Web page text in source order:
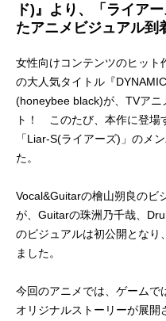
ド)』より、「ライア
たアニメビジュアル到
女性向けコンテンツのヒット
の大人気タイトル『
(honeybee black)が、TVア
ト！ このたび、本作に登場
「Liar-S(ライアーズ)」のメ
た。
Vocal&Guitarの檜山朔良のビ
が、Guitarの珠洲乃千哉、
のビジュアルは初公開となり
ました。
今回のアニメでは、ゲームで
オリジナルストーリーが展